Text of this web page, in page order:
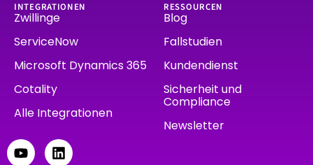
INTEGRATIONEN
Zwillinge
ServiceNow
Microsoft Dynamics 365
Cotality
Alle Integrationen
RESSOURCEN
Blog
Fallstudien
Kundendienst
Sicherheit und
Compliance
Newsletter